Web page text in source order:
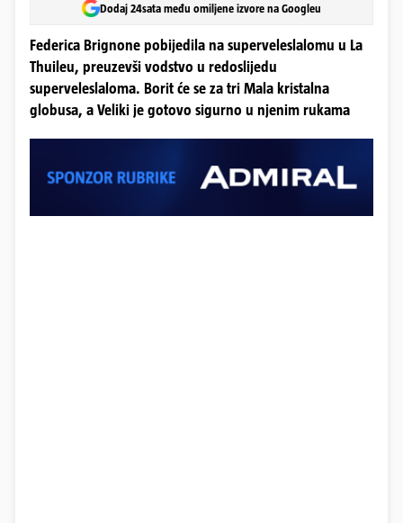
Dodaj 24sata među omiljene izvore na Googleu
Federica Brignone pobijedila na superveleslalomu u La
Thuileu, preuzevši vodstvo u redoslijedu
superveleslaloma. Borit će se za tri Mala kristalna
globusa, a Veliki je gotovo sigurno u njenim rukama